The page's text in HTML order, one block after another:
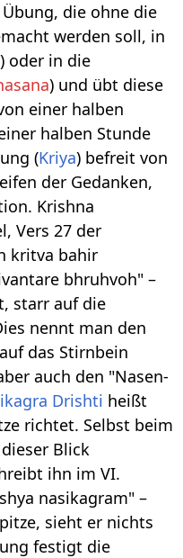
die ohne die
werden soll, in
) oder in die
) und übt diese
einer halben
halben Stunde
(Kriya) befreit von
der Gedanken,
Krishna
Vers 27 der
kritva bahir
bhruhvoh" –
starr auf die
nennt man den
das Stirnbein
auch den "Nasen-
Drishti heißt
richtet. Selbst beim
Blick
ihn im VI.
nasikagram" –
sieht er nichts
festigt die